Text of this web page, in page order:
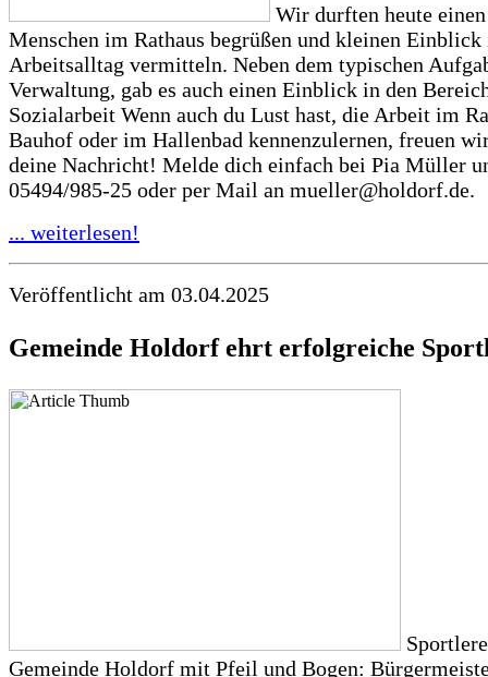
Wir durften heute
Menschen im Rathaus begrüßen und kleinen Einblick
Arbeitsalltag vermitteln. Neben dem typischen
Verwaltung, gab es auch einen Einblick in den
Sozialarbeit Wenn auch du Lust hast, die Arbeit im
Bauhof oder im Hallenbad kennenzulernen, freuen
deine Nachricht! Melde dich einfach bei Pia Müller
05494/985-25 oder per Mail an mueller@holdorf.de.
... weiterlesen!
Veröffentlicht am 03.04.2025
Gemeinde Holdorf ehrt erfolgreiche
Gemeinde Holdorf mit Pfeil und Bogen: